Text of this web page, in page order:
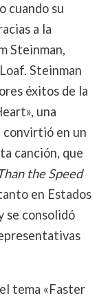
cuando su
a la
Steinman,
Steinman
éxitos de la
una
convirtió en un
canción, que
the Speed
en Estados
se consolidó
tema «Faster